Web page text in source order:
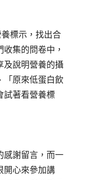
標示，找出合
集的問卷中，
及說明營養的攝
「原來低蛋白飲
試著看營養標
感謝留言，而一
開心來參加講